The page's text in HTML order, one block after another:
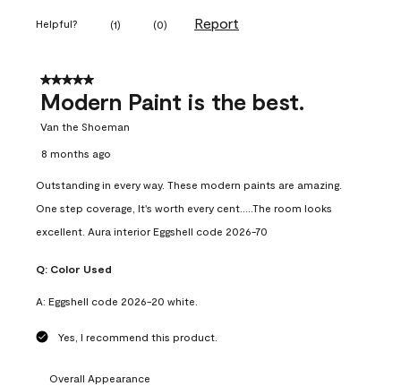
Helpful? (1) (0) Report
5 out of 5 stars.
Modern Paint is the best.
Van the Shoeman
8 months ago
Outstanding in every way. These modern paints are amazing.
One step coverage, It's worth every cent.....The room looks
excellent. Aura interior Eggshell code 2026-70
Q: Color Used
A: Eggshell code 2026-20 white.
Yes, I recommend this product.
Overall Appearance